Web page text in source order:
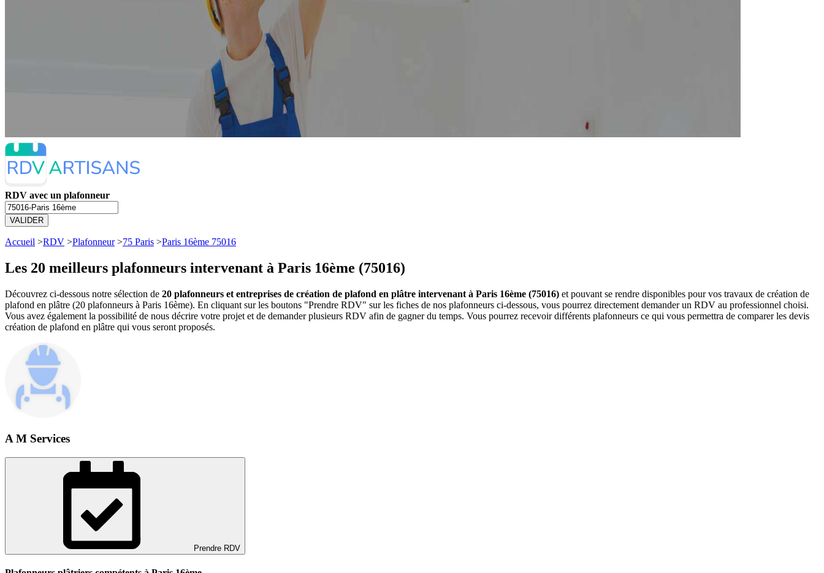
RDV avec un plafonneur
VALIDER
Accueil >RDV >Plafonneur>75 Paris >Paris 16ème 75016
Les 20 meilleurs plafonneurs intervenant à Paris 16ème (75016)
Découvrez ci-dessous notre sélection de 20 plafonneurs et entreprises de création de plafond en plâtre intervenant à Paris 16ème (75016) et pouvant se rendre disponibles pour vos travaux de création de
plafond en plâtre (20 plafonneurs à Paris 16ème). En cliquant sur les boutons "Prendre RDV" sur les fiches de nos plafonneurs ci-dessous, vous pourrez directement demander un RDV au professionnel choisi.
Vous avez également la possibilité de nous décrire votre projet et de demander plusieurs RDV afin de gagner du temps. Vous pourrez recevoir différents plafonneurs ce qui vous permettra de comparer les devis
création de plafond en plâtre qui vous seront proposés.
A M Services
Prendre RDV